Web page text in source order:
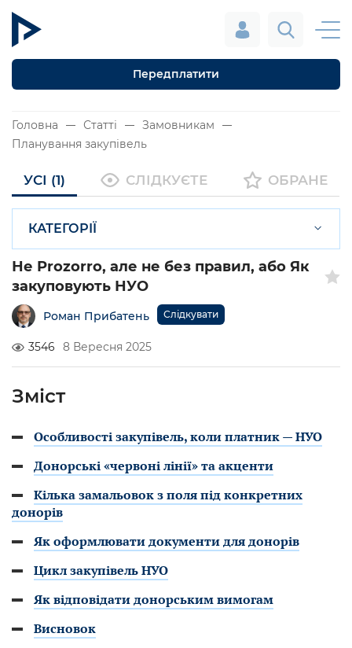
Передплатити
Головна Статті
Замовникам
Планування закупівель
УСІ (1) СЛІДКУЄТЕ ОБРАНЕ
КАТЕГОРІЇ
Не Prozorro, але не без правил, або Як
закуповують НУО
Роман Прибатень Слідкувати
3546 8 Вересня 2025
Зміст
Особливості закупівель, коли платник — НУО
Донорські «червоні лінії» та акценти
Кілька замальовок з поля під конкретних
донорів
Як оформлювати документи для донорів
Цикл закупівель НУО
Як відповідати донорським вимогам
Висновок